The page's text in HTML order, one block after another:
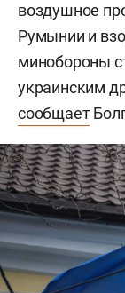
воздушное
Румынии и
минобороны
украинским
сообщает